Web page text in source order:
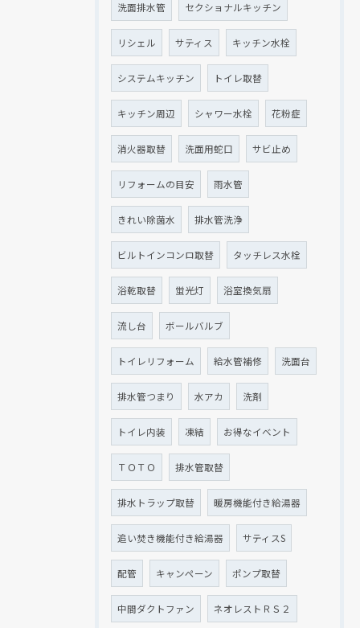
洗面排水管 セクショナルキッチン
リシェル サティス キッチン水栓
システムキッチン トイレ取替
キッチン周辺 シャワー水栓 花粉症
消火器取替 洗面用蛇口 サビ止め
リフォームの目安 雨水管
きれい除菌水 排水管洗浄
ビルトインコンロ取替 タッチレス水栓
浴乾取替 蛍光灯 浴室換気扇
流し台 ボールバルブ
トイレリフォーム 給水管補修 洗面台
排水管つまり 水アカ 洗剤
トイレ内装 凍結 お得なイベント
ＴＯＴＯ 排水管取替
排水トラップ取替 暖房機能付き給湯器
追い焚き機能付き給湯器 サティスS
配管 キャンペーン ポンプ取替
中間ダクトファン ネオレストＲＳ２